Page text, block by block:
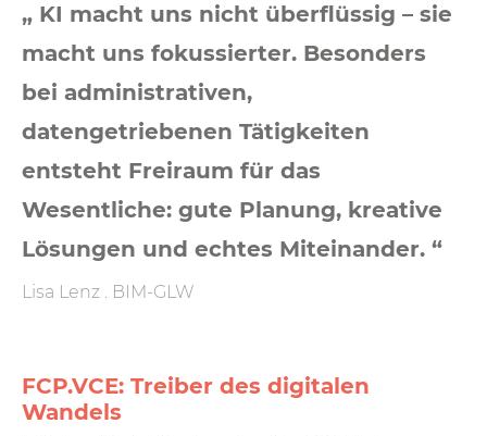
„ KI macht uns nicht überflüssig – sie
macht uns fokussierter. Besonders
bei administrativen,
datengetriebenen Tätigkeiten
entsteht Freiraum für das
Wesentliche: gute Planung, kreative
Lösungen und echtes Miteinander. “
Lisa Lenz . BIM-GLW
FCP.VCE: Treiber des digitalen
Wandels